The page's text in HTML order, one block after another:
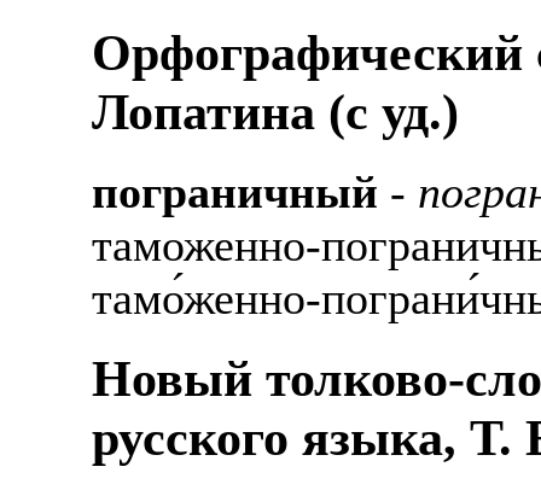
Орфографический
Лопатина (c уд.)
пограничный -
таможенно-
тамо́женно-
Новый толково-
русского языка,